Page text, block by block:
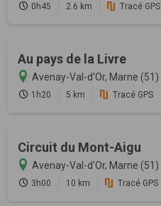
0h45 2.6 km Tracé GPS
Au pays de la Livre
Avenay-Val-d'Or, Marne (51)
1h20 5 km Tracé GPS
Circuit du Mont-Aigu
Avenay-Val-d'Or, Marne (51)
3h00 10 km Tracé GPS